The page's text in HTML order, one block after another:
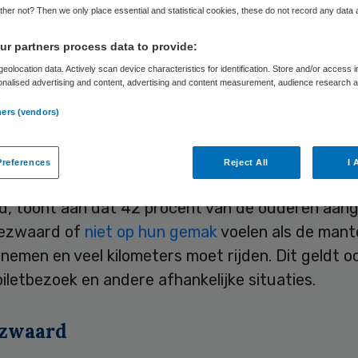
Skipr Redactie 29 oktober 2019
van de ouderen wil liever niet langer thuis
het moeilijk hulp aan een mantelzorger te
van KBO-PCOB, de grootste
toont aan dat 42 procent van de ouderen
of niet op hun gemakvoelen als de
en veel kilometers moet rijden. Dit geldt
en andere afhankelijke situaties.
not? Then we only place essential and statistical cookies, these do not record any data
partners process data to provide:
data. Actively scan device characteristics for identification. Store and/or access
advertising and content, advertising and content measurement, audience research
(vendors)
Reject All I